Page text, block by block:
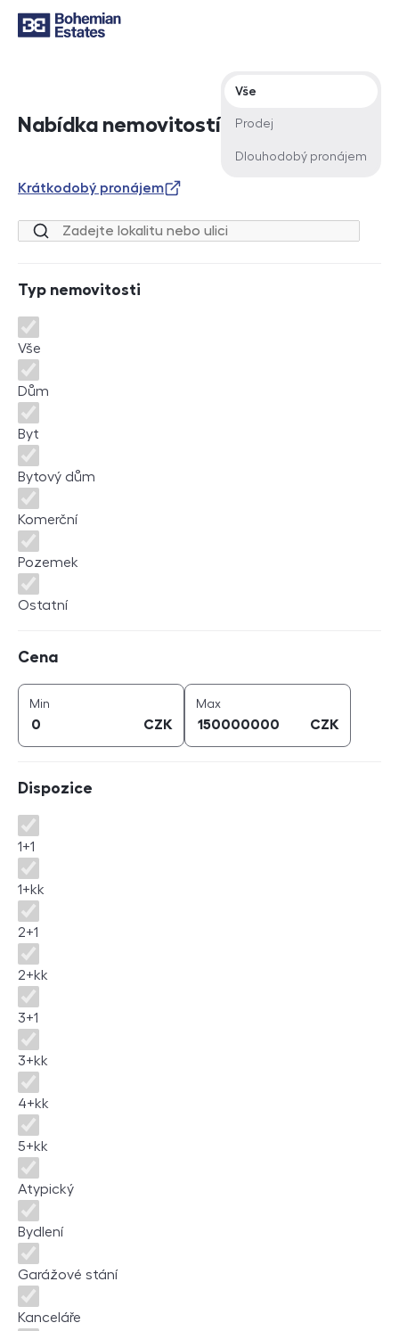
Nabídka nemovitostí
Typ nabídky
Vše
Prodej
Dlouhodobý pronájem
Krátkodobý pronájem
Lokalita nebo ulice
Typ nemovitosti
Typ nemovitosti
Vše
Dům
Byt
Bytový dům
Komerční
Pozemek
Ostatní
Cena
Min
CZK
Maxcena (
CZK
Dispozice
Dispozice
1+1
1+kk
2+1
2+kk
3+1
3+kk
4+kk
5+kk
Atypický
Bydlení
Garážové stání
Kanceláře